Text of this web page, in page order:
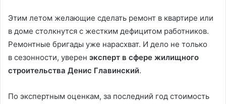
Этим летом желающие сделать ремонт в квартире или
в доме столкнутся с жестким дефицитом работников.
Ремонтные бригады уже нарасхват. И дело не только
в сезонности, уверен эксперт в сфере жилищного
строительства Денис Главинский.
По экспертным оценкам, за последний год стоимость